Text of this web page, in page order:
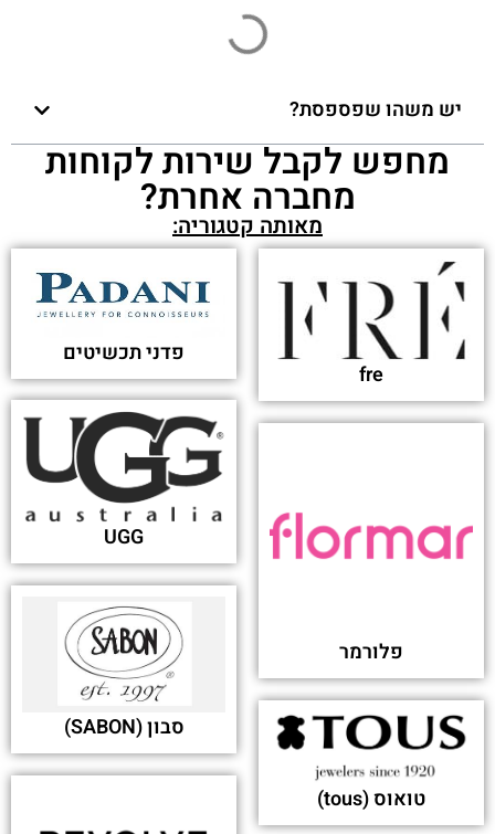
יש משהו שפספסת?
מחפש לקבל שירות לקוחות
מחברה אחרת?
מאותה קטגוריה:
fre
פדני תכשיטים
UGG
פלורמר
סבון (SABON)
טואוס (tous)